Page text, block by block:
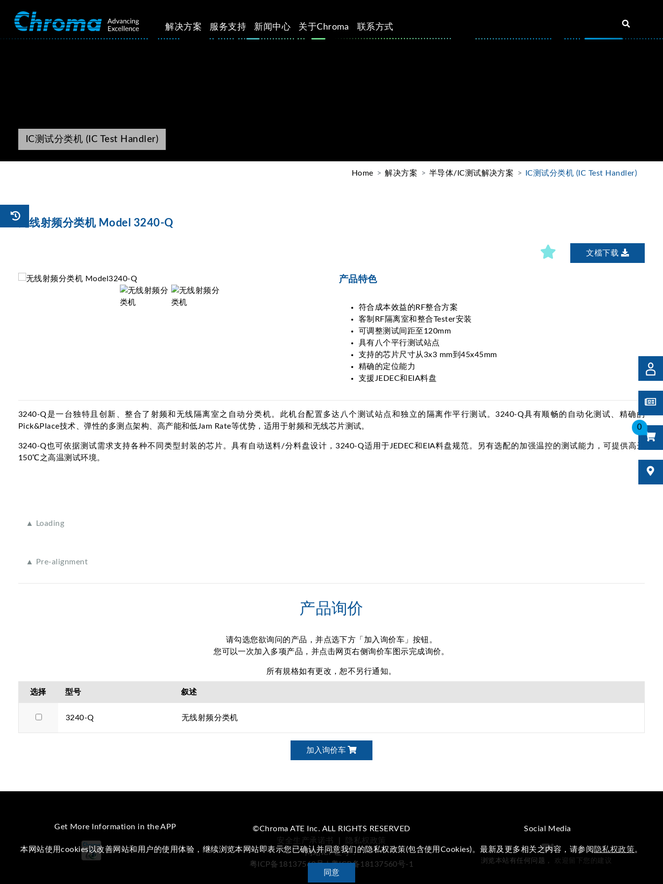
解决方案 服务支持 新闻中心 关于Chroma 联系方式
0
IC测试分类机 (IC Test Handler)
Home 解决方案 半导体/IC测试解决方案 IC测试分类机 (IC Test Handler)
无线射频分类机 Model 3240-Q
文檔下载
产品特色
符合成本效益的RF整合方案
客制RF隔离室和整合Tester安装
可调整测试间距至120mm
具有八个平行测试站点
支持的芯片尺寸从3x3 mm到45x45mm
精确的定位能力
支援JEDEC和EIA料盘
3240-Q是一台独特且创新、整合了射频和无线隔离室之自动分类机。此机台配置多达八个测试站点和独立的隔离作平行测试。3240-Q具有顺畅的自动化测试、精确的
Pick&Place技术、弹性的多测点架构、高产能和低Jam Rate等优势，适用于射频和无线芯片测试。
3240-Q也可依据测试需求支持各种不同类型封装的芯片。具有自动送料/分料盘设计，3240-Q适用于JEDEC和EIA料盘规范。另有选配的加强温控的测试能力，可提供高达
150℃之高温测试环境。
▲ Loading
▲ Pre-alignment
产品询价
请勾选您欲询问的产品，并点选下方「加入询价车」按钮。
您可以一次加入多项产品，并点击网页右侧询价车图示完成询价。
所有規格如有更改，恕不另行通知。
选择 型号 叙述
3240-Q 无线射频分类机
加入询价车
Get More Information in the APP
iOS Android
©Chroma ATE Inc. ALL RIGHTS RESERVED
安全生产承诺书
隐私权政策
网站ICP证号：
粤ICP备18137560号 | 粤ICP备18137560号-1
Social Media
浏览本站有任何问题， 欢迎留下您的建议
本网站使用cookies以改善网站和用户的使用体验，继续浏览本网站即表示您已确认并同意我们的隐私权政策(包含使用Cookies)。最新及更多相关之内容，请参阅 隐私权政策。
同意